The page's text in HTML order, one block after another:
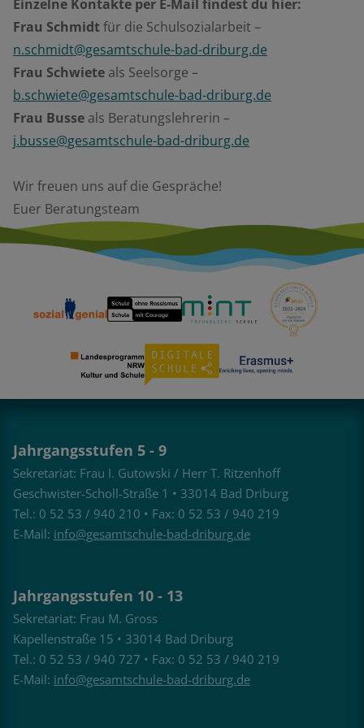
Einzelne Kontakte per E-Mail findest du hier:
Frau Schmidtfür die Schulsozialarbeit –
n.schmidt@gesamtschule-bad-driburg.de
Frau Schwiete als Seelsorge –
b.schwiete@gesamtschule-bad-driburg.de
Frau Busse als Beratungslehrerin –
j.busse@gesamtschule-bad-driburg.de
Wir freuen uns auf die Gespräche!
Euer Beratungsteam
Jahrgangsstufen 5 - 9
Sekretariat: Frau I. Gutowski / Herr T. Ritzenhoff
Geschwister-Scholl-Straße 1 • 33014 Bad Driburg
Tel.: 0 52 53 / 940 210 • Fax: 0 52 53 / 940 219
E-Mail: info@gesamtschule-bad-driburg.de
Jahrgangsstufen 10 - 13
Sekretariat: Frau M. Gross
Kapellenstraße 15 • 33014 Bad Driburg
Tel.: 0 52 53 / 940 727 • Fax: 0 52 53 / 940 219
E-Mail: info@gesamtschule-bad-driburg.de